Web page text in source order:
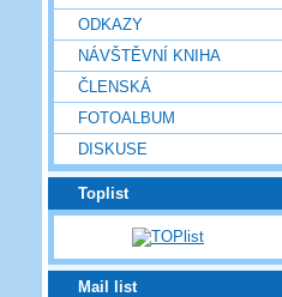
ODKAZY
NÁVŠTĚVNÍ KNIHA
ČLENSKÁ
FOTOALBUM
DISKUSE
Toplist
Mail list